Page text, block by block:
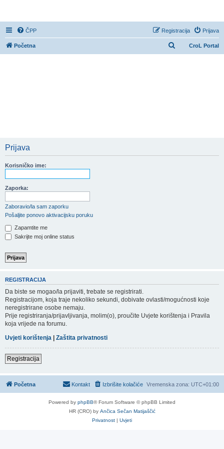
ČPP Prijava
Registracija
CroL Portal
Početna
Prijava
Korisničko ime:
Zaporka:
Zaboravio/la sam zaporku
Pošaljite ponovo aktivacijsku poruku
Zapamtite me
Sakrijte moj online status
REGISTRACIJA
Da biste se mogao/la prijaviti, trebate se registrirati.
Registracijom, koja traje nekoliko sekundi, dobivate ovlasti/mogućnosti koje
neregistrirane osobe nemaju.
Prije registriranja/prijavljivanja, molim(o), proučite Uvjete korištenja i Pravila
koja vrijede na forumu.
Uvjeti korištenja | Zaštita privatnosti
Registracija
Početna Vremenska zona: UTC+01:00
Izbrišite kolačiće
Kontakt
Powered by phpBB® Forum Software © phpBB Limited
HR (CRO) by Ančica Sečan Matijaščić
Privatnost | Uvjeti